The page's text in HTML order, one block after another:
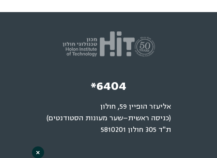
*6404
אליעזר הופיין 59, חולון
(כניסה ראשית–שער מעונות הסטודנטים)
ת"ד 305 חולון 5810201
×